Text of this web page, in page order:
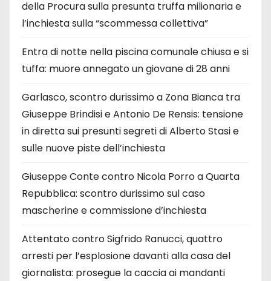
della Procura sulla presunta truffa milionaria e
l’inchiesta sulla “scommessa collettiva”
Entra di notte nella piscina comunale chiusa e si
tuffa: muore annegato un giovane di 28 anni
Garlasco, scontro durissimo a Zona Bianca tra
Giuseppe Brindisi e Antonio De Rensis: tensione
in diretta sui presunti segreti di Alberto Stasi e
sulle nuove piste dell’inchiesta
Giuseppe Conte contro Nicola Porro a Quarta
Repubblica: scontro durissimo sul caso
mascherine e commissione d’inchiesta
Attentato contro Sigfrido Ranucci, quattro
arresti per l’esplosione davanti alla casa del
giornalista: prosegue la caccia ai mandanti